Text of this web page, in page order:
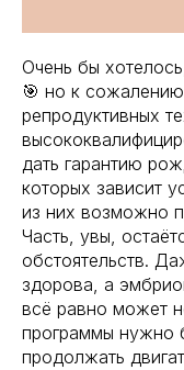
Очень бы
🎯 но к
репродуктивных
дать гарантию
которых зависит
из них возможно
Часть, увы,
обстоятельств.
здорова, а
всё равно может
программы нужно
продолжать